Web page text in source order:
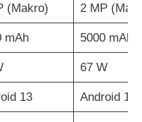
(Makro)
2 MP
mAh 5000 mAh
67 W
13 Android 13